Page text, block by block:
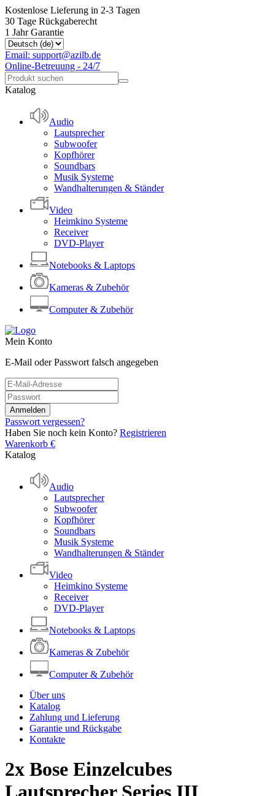
Kostenlose Lieferung in 2-3 Tagen
30 Tage Rückgaberecht
1 Jahr Garantie
Email: support@azilb.de
Online-Betreuung - 24/7
Katalog
Audio
Lautsprecher
Subwoofer
Kopfhörer
Soundbars
Musik Systeme
Wandhalterungen & Ständer
Video
Heimkino Systeme
Receiver
DVD-Player
Notebooks & Laptops
Kameras & Zubehör
Computer & Zubehör
Mein Konto
E-Mail oder Passwort falsch angegeben
Passwort vergessen?
Haben Sie noch kein Konto? Registrieren
Warenkorb €
Katalog
Audio
Lautsprecher
Subwoofer
Kopfhörer
Soundbars
Musik Systeme
Wandhalterungen & Ständer
Video
Heimkino Systeme
Receiver
DVD-Player
Notebooks & Laptops
Kameras & Zubehör
Computer & Zubehör
Über uns
Katalog
Zahlung und Lieferung
Garantie und Rückgabe
Kontakte
2x Bose Einzelcubes